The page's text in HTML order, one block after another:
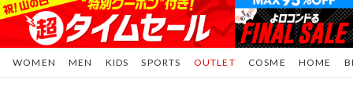
WOMEN MEN KIDS SPORTS COSME HOME
OUTLET